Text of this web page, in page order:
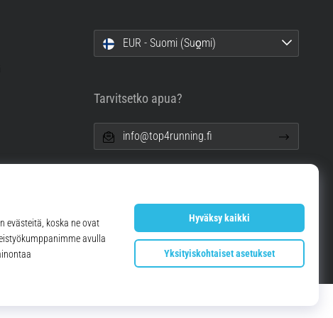
EUR - Suomi (Suo̯mi)
Tarvitsetko apua?
info@top4running.fi